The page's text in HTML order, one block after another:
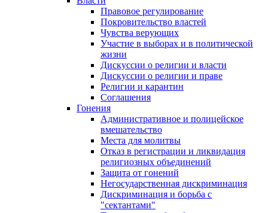
Правовое регулирование
Покровительство властей
Чувства верующих
Участие в выборах и в политической
жизни
Дискуссии о религии и власти
Дискуссии о религии и праве
Религии и карантин
Соглашения
Гонения
Административное и полицейское
вмешательство
Места для молитвы
Отказ в регистрации и ликвидация
религиозных объединений
Защита от гонений
Негосударственная дискриминация
Дискриминация и борьба с
"сектантами"